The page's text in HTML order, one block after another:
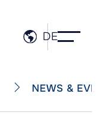
DE
NEWS &